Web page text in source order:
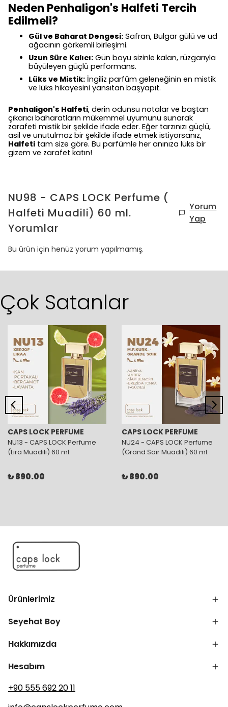
Neden Penhaligon's Halfeti Tercih
Edilmeli?
Gül ve Baharat Dengesi: Safran, Bulgar gülü ve ud
ağacının görkemli birleşimi.
Uzun Süre Kalıcı: Gün boyu sizinle kalan, rüzgarıyla
büyüleyen güçlü performans.
Lüks ve Mistik: İngiliz parfüm geleneğinin en mistik
ve lüks hikayesini yansıtan başyapıt.
Penhaligon's Halfeti, derin odunsu notalar ve baştan
çıkarıcı baharatların mükemmel uyumunu sunarak
zarafeti mistik bir şekilde ifade eder. Eğer tarzınızı güçlü,
asil ve unutulmaz bir şekilde ifade etmek istiyorsanız,
Halfeti tam size göre. Bu parfümle her anınıza lüks bir
gizem ve zarafet katın!
NU98 - CAPS LOCK Perfume (
Halfeti Muadili) 60 ml.
Yorumlar
Yorum
Yap
Bu ürün için henüz yorum yapılmamış.
Çok Satanlar
CAPS LOCK PERFUME
NU13 - CAPS LOCK Perfume
(Lira Muadili) 60 ml.
₺ 890.00
CAPS LOCK PERFUME
NU24 - CAPS LOCK Perfume
(Grand Soir Muadili) 60 ml.
₺ 890.00
Ürünlerimiz
Seyehat Boy
Hakkımızda
Hesabım
+90 555 692 20 11